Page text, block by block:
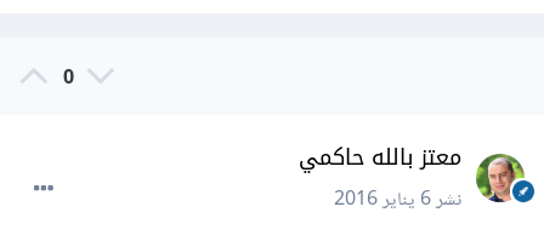
0
معتز بالله حاكمي
نشر6 يناير 2016